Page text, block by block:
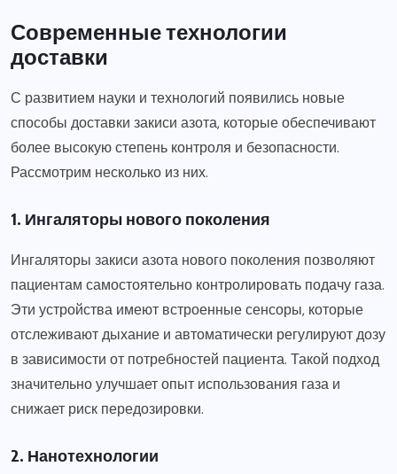
Современные технологии
доставки
С развитием науки и технологий появились новые
способы доставки закиси азота, которые обеспечивают
более высокую степень контроля и безопасности.
Рассмотрим несколько из них.
1. Ингаляторы нового поколения
Ингаляторы закиси азота нового поколения позволяют
пациентам самостоятельно контролировать подачу газа.
Эти устройства имеют встроенные сенсоры, которые
отслеживают дыхание и автоматически регулируют дозу
в зависимости от потребностей пациента. Такой подход
значительно улучшает опыт использования газа и
снижает риск передозировки.
2. Нанотехнологии